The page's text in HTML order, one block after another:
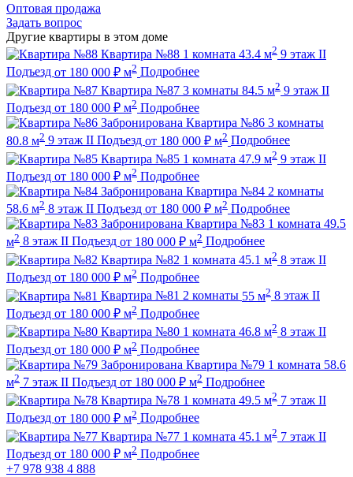
Оптовая продажа
Задать вопрос
Другие квартиры в этом доме
Квартира №88 1 комната 43.4 м2 9 этаж II
Подъезд от 180 000 ₽ м2 Подробнее
Квартира №87 3 комнаты 84.5 м2 9 этаж II
Подъезд от 180 000 ₽ м2 Подробнее
Забронирована Квартира №86 3 комнаты
80.8 м2 9 этаж II Подъезд от 180 000 ₽ м2 Подробнее
Квартира №85 1 комната 47.9 м2 9 этаж II
Подъезд от 180 000 ₽ м2 Подробнее
Забронирована Квартира №84 2 комнаты
58.6 м2 8 этаж II Подъезд от 180 000 ₽ м2 Подробнее
Забронирована Квартира №83 1 комната 49.5
м2 8 этаж II Подъезд от 180 000 ₽ м2 Подробнее
Квартира №82 1 комната 45.1 м2 8 этаж II
Подъезд от 180 000 ₽ м2 Подробнее
Квартира №81 2 комнаты 55 м2 8 этаж II
Подъезд от 180 000 ₽ м2 Подробнее
Квартира №80 1 комната 46.8 м2 8 этаж II
Подъезд от 180 000 ₽ м2 Подробнее
Забронирована Квартира №79 1 комната 58.6
м2 7 этаж II Подъезд от 180 000 ₽ м2 Подробнее
Квартира №78 1 комната 49.5 м2 7 этаж II
Подъезд от 180 000 ₽ м2 Подробнее
Квартира №77 1 комната 45.1 м2 7 этаж II
Подъезд от 180 000 ₽ м2 Подробнее
+7 978 938 4 888